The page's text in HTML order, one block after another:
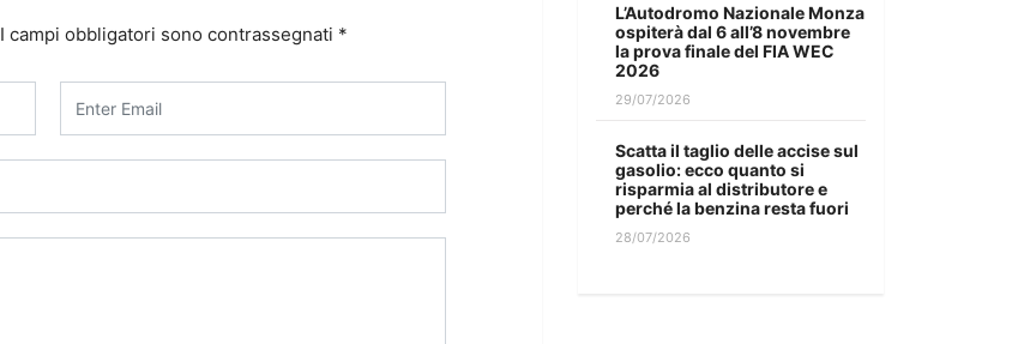
I campi obbligatori sono contrassegnati *
L’Autodromo Nazionale Monza
ospiterà dal 6 all’8 novembre
la prova finale del FIA WEC
2026
29/07/2026
Scatta il taglio delle accise sul
gasolio: ecco quanto si
risparmia al distributore e
perché la benzina resta fuori
28/07/2026